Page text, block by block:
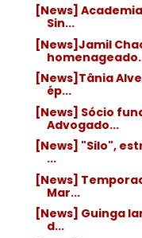
[News]
Sin...
[News]Jamil
[News]Tânia
ép...
[News] Sócio
Advogado...
[News] "Silo",
...
[News]
Mar...
[News] Guinga
d...